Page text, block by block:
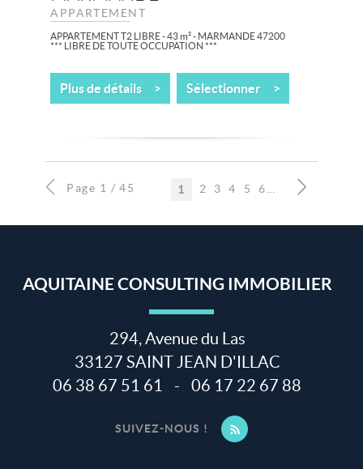
APPARTEMENT
APPARTEMENT T2 LIBRE - 43 m² - MARMANDE 47200
*** LIBRE DE TOUTE OCCUPATION ***
récente, arborée et au calme, venez découvrir cet...
Plus de détails > Sélectionner >
Page 1 / 45 1 2 3 4 5 6 9
AQUITAINE CONSULTING IMMOBILIER
294, Avenue du Las
33127 SAINT JEAN D'ILLAC
06 38 67 51 61
- 06 17 22 67 88
SUIVEZ-NOUS !